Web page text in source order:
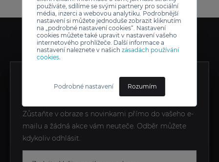
používáte, sdílíme se svými partnery pro sociální
média, inzerci a webovou analytiku. Podrobnější
nastavení si můžete jednoduše zobrazit kliknutím
na „podrobné nastavení cookies“. Nastavení
cookies můžete také upravit v nastavení vašeho
internetového prohlížeče. Další informace a
nastavení naleznete v našich zásadách používání
cookies.
Podrobné nastavení Rozumím
ZÍSKEJTE EXKLUZIVNÍ
NOVINKY JAKO PRVNÍ
Zůstaňte v obraze s novinkami přímo do vašeho e-
mailu a žádná akce vám neuteče. Odběr můžete
kdykoliv odhlásit.